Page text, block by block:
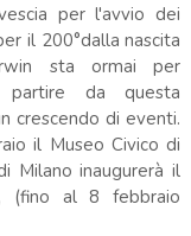
per l'avvio dei
il 200°dalla nascita
sta ormai per
da questa
crescendo di eventi.
il Museo Civico di
Milano inaugurerà il
(fino al 8 febbraio